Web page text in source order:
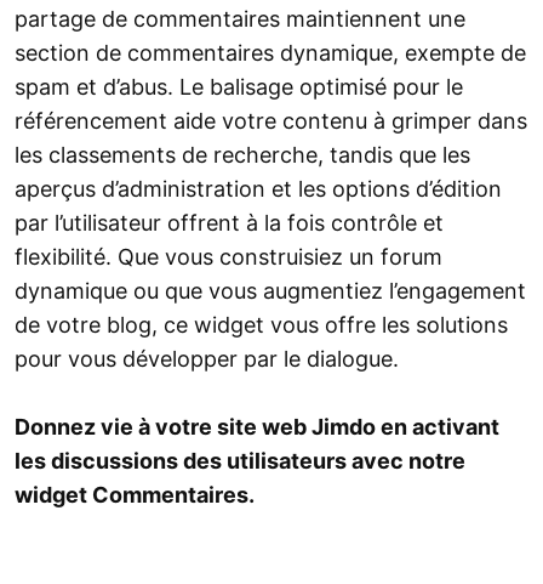
partage de commentaires maintiennent une
section de commentaires dynamique, exempte de
spam et d’abus. Le balisage optimisé pour le
référencement aide votre contenu à grimper dans
les classements de recherche, tandis que les
aperçus d’administration et les options d’édition
par l’utilisateur offrent à la fois contrôle et
flexibilité. Que vous construisiez un forum
dynamique ou que vous augmentiez l’engagement
de votre blog, ce widget vous offre les solutions
pour vous développer par le dialogue.
Donnez vie à votre site web Jimdo en activant
les discussions des utilisateurs avec notre
widget Commentaires.